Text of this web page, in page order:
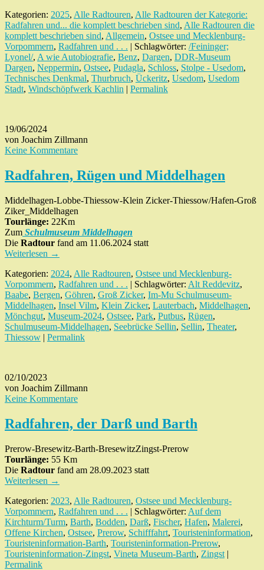
Kategorien: 2025, Alle Radtouren, Alle Radtouren der Kategorie:
Radfahren und... die komplett beschrieben sind, Alle Radtouren die
komplett beschrieben sind, Allgemein, Ostsee und Mecklenburg-
Vorpommern, Radfahren und . . . | Schlagwörter: /Feininger;
Lyonel/, A wie Autobiografie, Benz, Dargen, DDR-Museum
Dargen, Neppermin, Ostsee, Pudagla, Schloss, Stolpe - Usedom,
Technisches Denkmal, Thurbruch, Ückeritz, Usedom, Usedom
Stadt, Windschöpfwerk Kachlin | Permalink
19/06/2024
von Joachim Zillmann
Keine Kommentare
Radfahren, Rügen und Middelhagen
Middelhagen-Lobbe-Thiessow-Klein Zicker-Thiessow/Hafen-Groß
Ziker_Middelhagen
Tourlänge: 22Km
Zum Schulmuseum Middelhagen
Die Radtour fand am 11.06.2024 statt
Weiterlesen →
Kategorien: 2024, Alle Radtouren, Ostsee und Mecklenburg-
Vorpommern, Radfahren und . . . | Schlagwörter: Alt Reddevitz,
Baabe, Bergen, Göhren, Groß Zicker, Im-Mu Schulmuseum-
Middelhagen, Insel Vilm, Klein Zicker, Lauterbach, Middelhagen,
Mönchgut, Museum-2024, Ostsee, Park, Putbus, Rügen,
Schulmuseum-Middelhagen, Seebrücke Sellin, Sellin, Theater,
Thiessow | Permalink
02/10/2023
von Joachim Zillmann
Keine Kommentare
Radfahren, der Darß und Barth
Prerow-Bresewitz-Barth-BresewitzZingst-Prerow
Tourlänge: 55 Km
Die Radtour fand am 28.09.2023 statt
Weiterlesen →
Kategorien: 2023, Alle Radtouren, Ostsee und Mecklenburg-
Vorpommern, Radfahren und . . . | Schlagwörter: Auf dem
Kirchturm/Turm, Barth, Bodden, Darß, Fischer, Hafen, Malerei,
Offene Kirchen, Ostsee, Prerow, Schifffahrt, Touristeninformation,
Touristeninformation-Barth, Touristeninformation-Prerow,
Touristeninformation-Zingst, Vineta Museum-Barth, Zingst |
Permalink